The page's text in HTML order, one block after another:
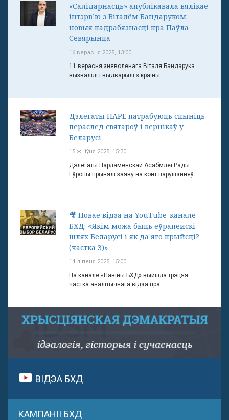
«Салідарнасць» апублікавала вялікае
інтэрв’ю з Віталём Бандаруком:
новыя падрабязнасці пра Паўла
Севярынца
16 верасня 2025, 13:00
11 верасня зняволенага Віталя Бандарука
вызвалілі і выдварылі з краіны. ...
Дэлегаты ПАРЕ патрабуюць спыніць
пераслед святароў і вернікаў у
Беларусі
15 жніўня 2025, 15:30
Дэлегаты Парламенскай Асабмлеі Рады
Еўропы прынялі заяву на конт парушэнняў ...
🎥 Новае відэа на YouTube-канале
БХД: «Якім можа быць еўрапейскі
шлях Беларусі і як да яго прыйсці?
(частка 3)»
14 ліпеня 2025, 15:00
На канале «Навіны БХД» выйшла трэцяя
частка аналітычнага відэа пра ...
ВІДЭА БХД
КАМПАНІІ БХД